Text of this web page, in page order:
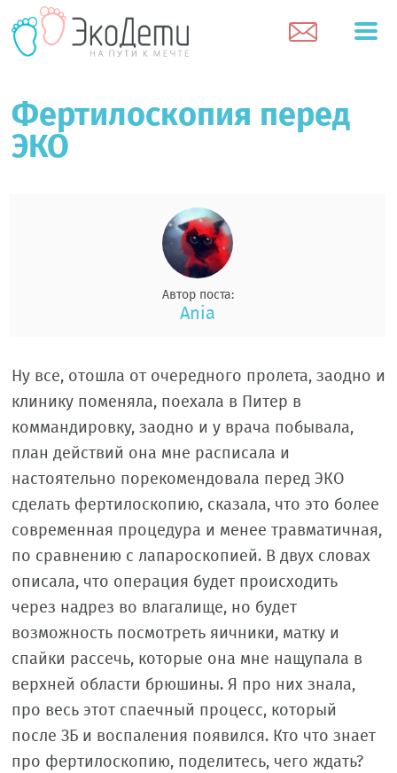
Фертилоскопия перед
ЭКО
Автор поста:
Ania
Ну все, отошла от очередного пролета, заодно и
клинику поменяла, поехала в Питер в
коммандировку, заодно и у врача побывала,
план действий она мне расписала и
настоятельно порекомендовала перед ЭКО
сделать фертилоскопию, сказала, что это более
современная процедура и менее травматичная,
по сравнению с лапароскопией. В двух словах
описала, что операция будет происходить
через надрез во влагалище, но будет
возможность посмотреть яичники, матку и
спайки рассечь, которые она мне нащупала в
верхней области брюшины. Я про них знала,
про весь этот спаечный процесс, который
после ЗБ и воспаления появился. Кто что знает
про фертилоскопию, поделитесь, чего ждать?